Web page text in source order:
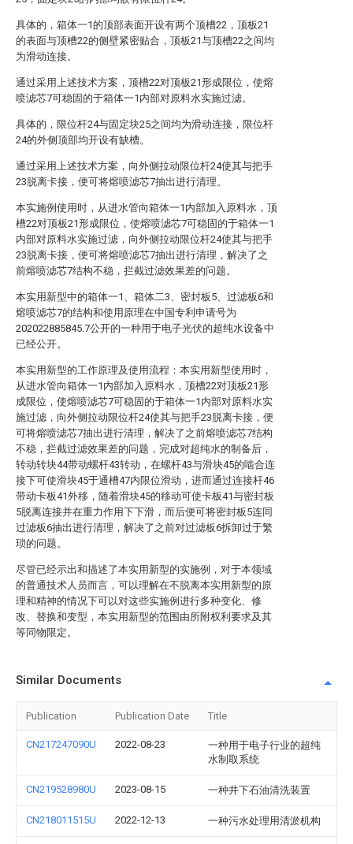
具体的，箱体一1的顶部表面开设有两个顶槽22，顶板21
的表面与顶槽22的侧壁紧密贴合，顶板21与顶槽22之间均
为滑动连接。
通过采用上述技术方案，顶槽22对顶板21形成限位，使熔
喷滤芯7可稳固的于箱体一1内部对原料水实施过滤。
具体的，限位杆24与固定块25之间均为滑动连接，限位杆
24的外侧顶部均开设有缺槽。
通过采用上述技术方案，向外侧拉动限位杆24使其与把手
23脱离卡接，便可将熔喷滤芯7抽出进行清理。
本实施例使用时，从进水管向箱体一1内部加入原料水，顶
槽22对顶板21形成限位，使熔喷滤芯7可稳固的于箱体一1
内部对原料水实施过滤，向外侧拉动限位杆24使其与把手
23脱离卡接，便可将熔喷滤芯7抽出进行清理，解决了之
前熔喷滤芯7结构不稳，拦截过滤效果差的问题。
本实用新型中的箱体一1、箱体二3、密封板5、过滤板6和
熔喷滤芯7的结构和使用原理在中国专利申请号为
202022885845.7公开的一种用于电子光伏的超纯水设备中
已经公开。
本实用新型的工作原理及使用流程：本实用新型使用时，
从进水管向箱体一1内部加入原料水，顶槽22对顶板21形
成限位，使熔喷滤芯7可稳固的于箱体一1内部对原料水实
施过滤，向外侧拉动限位杆24使其与把手23脱离卡接，便
可将熔喷滤芯7抽出进行清理，解决了之前熔喷滤芯7结构
不稳，拦截过滤效果差的问题，完成对超纯水的制备后，
转动转块44带动螺杆43转动，在螺杆43与滑块45的啮合连
接下可使滑块45于通槽47内限位滑动，进而通过连接杆46
带动卡板41外移，随着滑块45的移动可使卡板41与密封板
5脱离连接并在重力作用下下滑，而后便可将密封板5连同
过滤板6抽出进行清理，解决了之前对过滤板6拆卸过于繁
琐的问题。
尽管已经示出和描述了本实用新型的实施例，对于本领域
的普通技术人员而言，可以理解在不脱离本实用新型的原
理和精神的情况下可以对这些实施例进行多种变化、修
改、替换和变型，本实用新型的范围由所附权利要求及其
等同物限定。
Similar Documents
Publication Publication Date Title
CN217247090U 2022-08-23
一种用于电子行业的超纯
水制取系统
CN219528980U 2023-08-15 一种井下石油清洗装置
CN218011515U 2022-12-13 一种污水处理用清淤机构